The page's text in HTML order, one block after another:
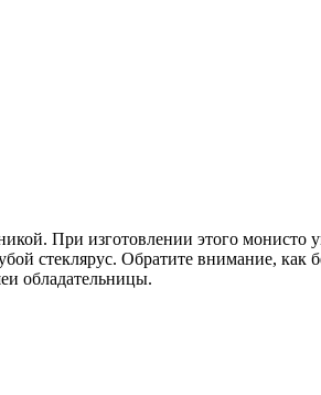
При изготовлении этого
стеклярус. Обратите внимание, как
обладательницы.